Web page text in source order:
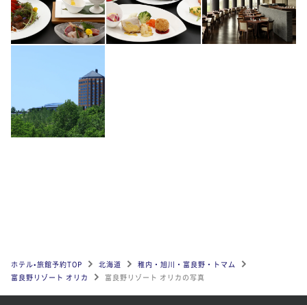
ホテル•旅館予約TOP 北海道
稚内・旭川・富良野・トマム
富良野リゾート オリカ
富良野リゾート オリカの写真